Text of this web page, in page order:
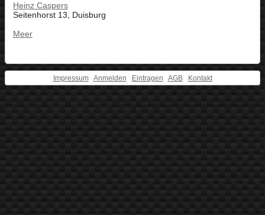
Heinz Caspers
Seitenhorst 13, Duisburg
Meer
Impressum Anmelden Eintragen AGB Kontakt